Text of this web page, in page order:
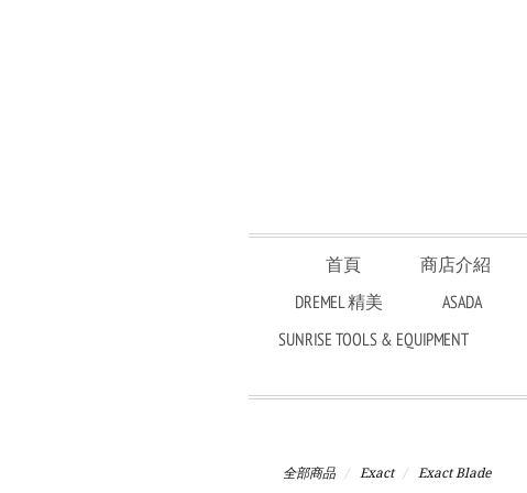
首頁 商店介紹
DREMEL 精美
ASADA
SUNRISE TOOLS & EQUIPMENT
全部商品 Exact Exact Blade